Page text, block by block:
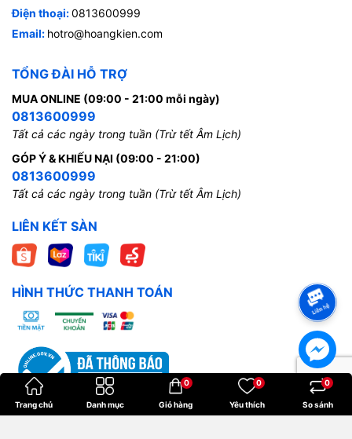
Điện thoại:0813600999
Email: hotro@hoangkien.com
TỔNG ĐÀI HỖ TRỢ
MUA ONLINE (09:00 - 21:00 mỗi ngày)
0813600999
Tất cả các ngày trong tuần (Trừ tết Âm Lịch)
GÓP Ý & KHIẾU NẠI (09:00 - 21:00)
0813600999
Tất cả các ngày trong tuần (Trừ tết Âm Lịch)
LIÊN KẾT SÀN
HÌNH THỨC THANH TOÁN
Trang chủ Danh mục Giỏ hàng
0
Yêu thích
0
So sánh
0